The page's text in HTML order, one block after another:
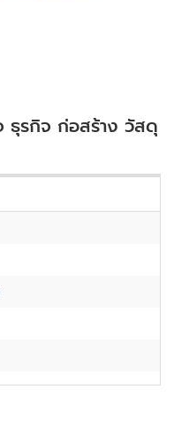
ธุรกิจ ก่อสร้าง วัสดุ